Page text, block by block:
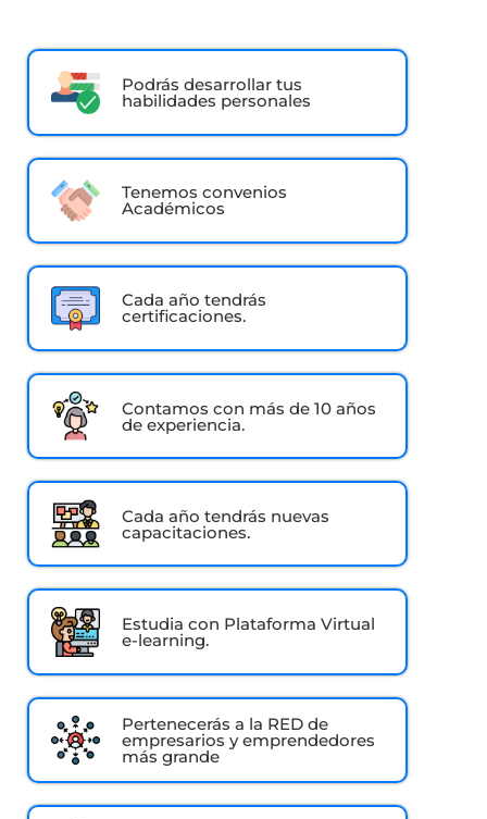
Podrás desarrollar tus
habilidades personales
Tenemos convenios
Académicos
Cada año tendrás
certificaciones.
Contamos con más de 10 años
de experiencia.
Cada año tendrás nuevas
capacitaciones.
Estudia con Plataforma Virtual
e-learning.
Pertenecerás a la RED de
empresarios y emprendedores
más grande